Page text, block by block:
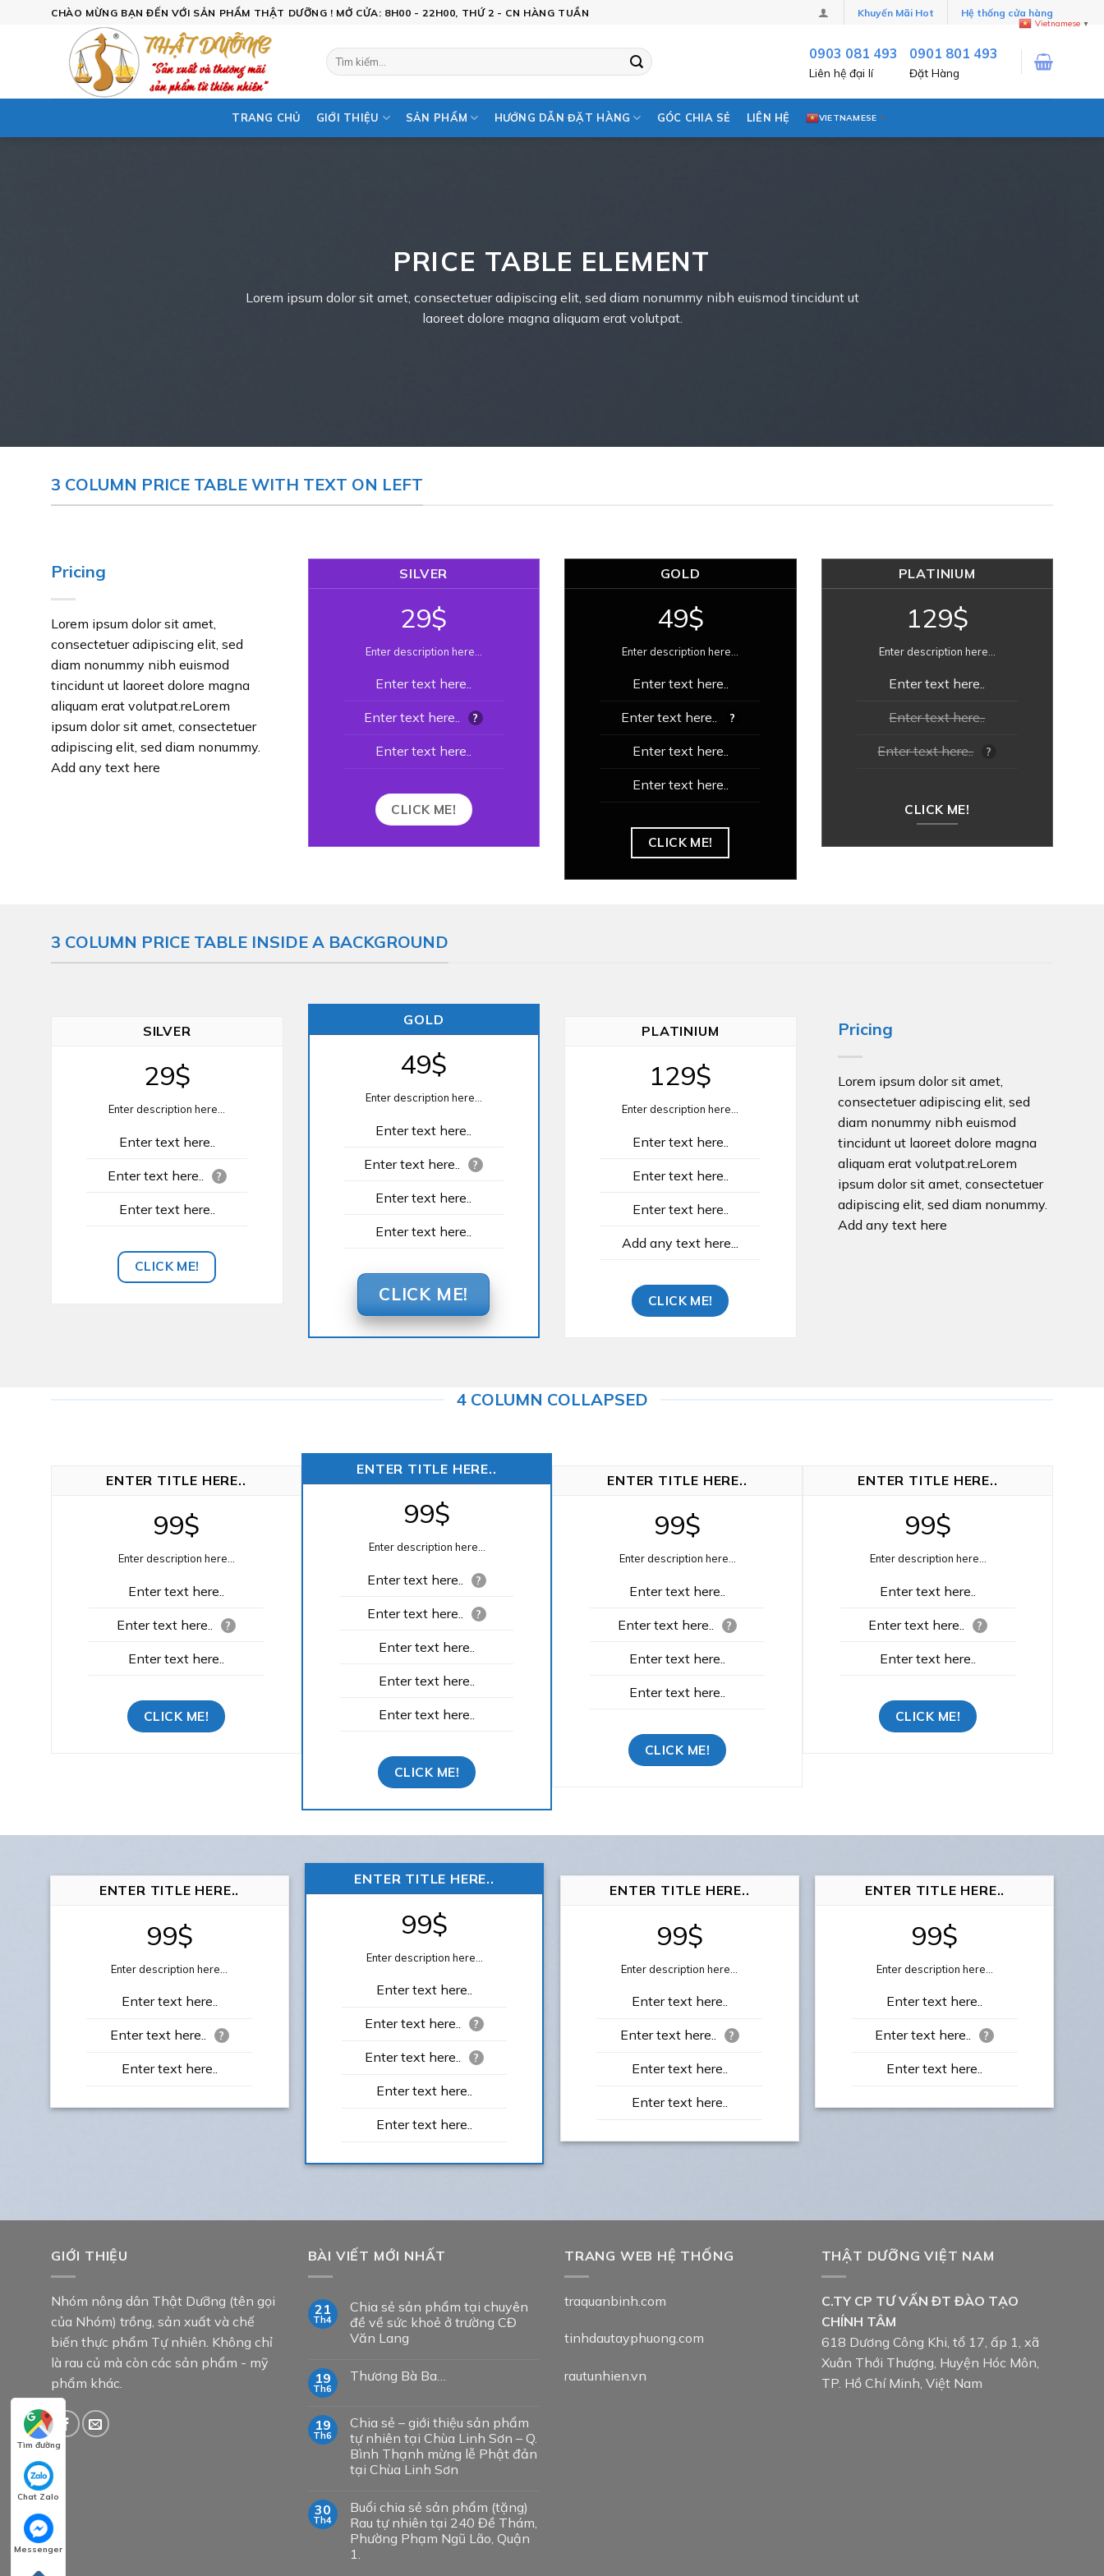
CHÀO MỪNG BẠN ĐẾN VỚI SẢN PHẨM THẬT DƯỠNG ! MỞ CỬA: 8H00 - 22H00, THỨ 2 - CN HÀNG TUẦN Khuyến Mãi Hot Hệ thống cửa hàng
Tìm
kiếm:
0903 081 493
Liên hệ đại lí
0901 801 493
Đặt Hàng
TRANG CHỦ GIỚI THIỆU SẢN PHẨM HƯỚNG DẪN ĐẶT HÀNG GÓC CHIA SẺ LIÊN HỆ VIETNAMESE ▼
PRICE TABLE ELEMENT
Lorem ipsum dolor sit amet, consectetuer adipiscing elit, sed diam nonummy nibh euismod tincidunt ut
laoreet dolore magna aliquam erat volutpat.
3 COLUMN PRICE TABLE WITH TEXT ON LEFT
Pricing
Lorem ipsum dolor sit amet,
consectetuer adipiscing elit, sed
diam nonummy nibh euismod
tincidunt ut laoreet dolore magna
aliquam erat volutpat.reLorem
ipsum dolor sit amet, consectetuer
adipiscing elit, sed diam nonummy.
Add any text here
SILVER
29$
Enter description here...
Enter text here..
Enter text here.. ?
Enter text here..
CLICK ME!
GOLD
49$
Enter description here...
Enter text here..
Enter text here.. ?
Enter text here..
Enter text here..
CLICK ME!
PLATINIUM
129$
Enter description here...
Enter text here..
Enter text here..
Enter text here.. ?
CLICK ME!
3 COLUMN PRICE TABLE INSIDE A BACKGROUND
SILVER
29$
Enter description here...
Enter text here..
Enter text here.. ?
Enter text here..
CLICK ME!
GOLD
49$
Enter description here...
Enter text here..
Enter text here.. ?
Enter text here..
Enter text here..
CLICK ME!
PLATINIUM
129$
Enter description here...
Enter text here..
Enter text here..
Enter text here..
Add any text here...
CLICK ME!
Pricing
Lorem ipsum dolor sit amet,
consectetuer adipiscing elit, sed
diam nonummy nibh euismod
tincidunt ut laoreet dolore magna
aliquam erat volutpat.reLorem
ipsum dolor sit amet, consectetuer
adipiscing elit, sed diam nonummy.
Add any text here
4 COLUMN COLLAPSED
ENTER TITLE HERE..
99$
Enter description here...
Enter text here..
Enter text here.. ?
Enter text here..
CLICK ME!
ENTER TITLE HERE..
99$
Enter description here...
Enter text here.. ?
Enter text here.. ?
Enter text here..
Enter text here..
Enter text here..
CLICK ME!
ENTER TITLE HERE..
99$
Enter description here...
Enter text here..
Enter text here.. ?
Enter text here..
Enter text here..
CLICK ME!
ENTER TITLE HERE..
99$
Enter description here...
Enter text here..
Enter text here.. ?
Enter text here..
CLICK ME!
ENTER TITLE HERE..
99$
Enter description here...
Enter text here..
Enter text here.. ?
Enter text here..
ENTER TITLE HERE..
99$
Enter description here...
Enter text here..
Enter text here.. ?
Enter text here.. ?
Enter text here..
Enter text here..
ENTER TITLE HERE..
99$
Enter description here...
Enter text here..
Enter text here.. ?
Enter text here..
Enter text here..
ENTER TITLE HERE..
99$
Enter description here...
Enter text here..
Enter text here.. ?
Enter text here..
GIỚI THIỆU
Nhóm nông dân Thật Dưỡng (tên gọi
của Nhóm) trồng, sản xuất và chế
biến thực phẩm Tự nhiên. Không chỉ
là rau củ mà còn các sản phẩm - mỹ
phẩm khác.
BÀI VIẾT MỚI NHẤT
21
Th4
Chia sẻ sản phẩm tại chuyên
đề về sức khoẻ ở trường CĐ
Văn Lang
19
Th6
Thương Bà Ba…
19
Th6
Chia sẻ – giới thiệu sản phẩm
tự nhiên tại Chùa Linh Sơn – Q.
Bình Thạnh mừng lễ Phật đản
tại Chùa Linh Sơn
30
Th4
Buổi chia sẻ sản phẩm (tặng)
Rau tự nhiên tại 240 Đề Thám,
Phường Phạm Ngũ Lão, Quận
1.
TRANG WEB HỆ THỐNG
traquanbinh.com
tinhdautayphuong.com
rautunhien.vn
THẬT DƯỠNG VIỆT NAM
C.TY CP TƯ VẤN ĐT ĐÀO TẠO
CHÍNH TÂM
618 Dương Công Khi, tổ 17, ấp 1, xã
Xuân Thới Thượng, Huyện Hóc Môn,
TP. Hồ Chí Minh, Việt Nam
Vietnamese ▼
Tìm đường
Chat Zalo
Messenger